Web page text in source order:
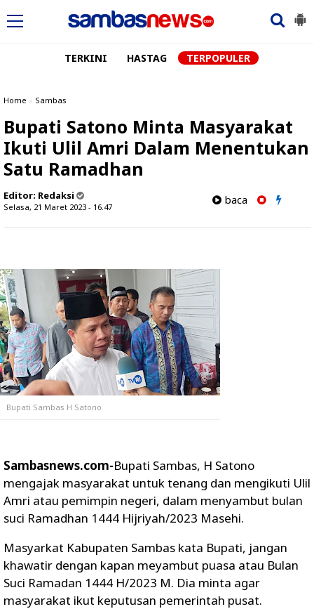
TERKINI HASTAG TERPOPULER
Home » Sambas
Bupati Satono Minta Masyarakat
Ikuti Ulil Amri Dalam Menentukan
Satu Ramadhan
Editor: Redaksi
Selasa, 21 Maret 2023 - 16.47
baca
Bupati Sambas H Satono
Sambasnews.com-Bupati Sambas, H Satono
mengajak masyarakat untuk tenang dan mengikuti Ulil
Amri atau pemimpin negeri, dalam menyambut bulan
suci Ramadhan 1444 Hijriyah/2023 Masehi.
Masyarkat Kabupaten Sambas kata Bupati, jangan
khawatir dengan kapan meyambut puasa atau Bulan
Suci Ramadan 1444 H/2023 M. Dia minta agar
masyarakat ikut keputusan pemerintah pusat.